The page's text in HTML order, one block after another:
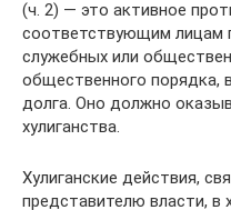
(ч. 2) — это активное
соответствующим лицам
служебных или
общественного порядка,
долга. Оно должно
хулиганства.
Хулиганские действия,
представителю власти, в